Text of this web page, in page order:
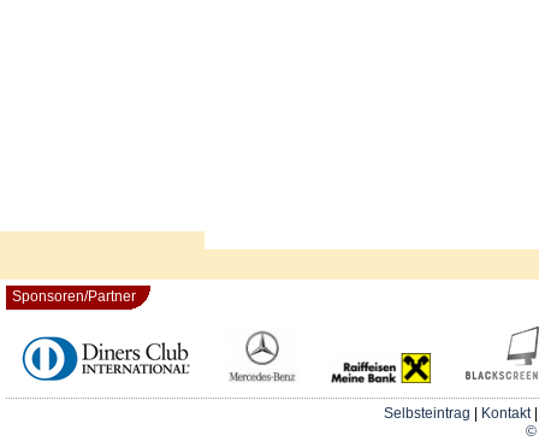
Sponsoren/Partner
Selbsteintrag Kontakt
©